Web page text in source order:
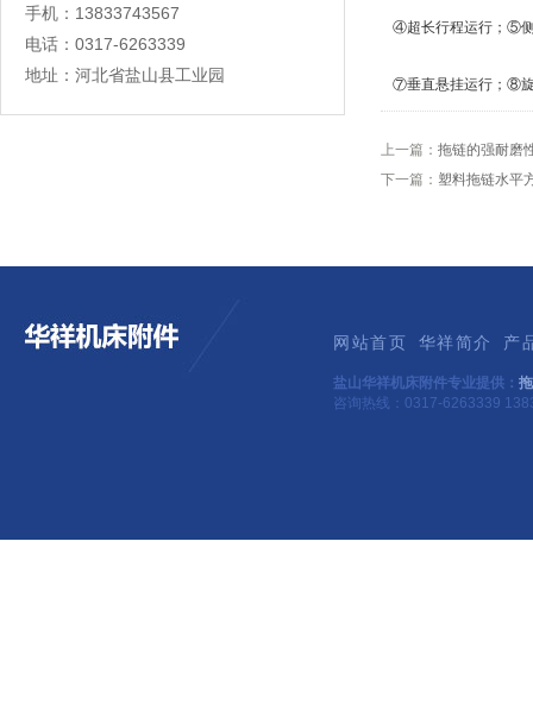
手机：13833743567
电话：0317-6263339
地址：河北省盐山县工业园
④超长行程运行；⑤
⑦垂直悬挂运行；⑧
上一篇： 拖链的强耐磨
下一篇： 塑料拖链水平
网站首页 华祥简介 产
盐山华祥机床附件专业提供：
咨询热线：0317-6263339